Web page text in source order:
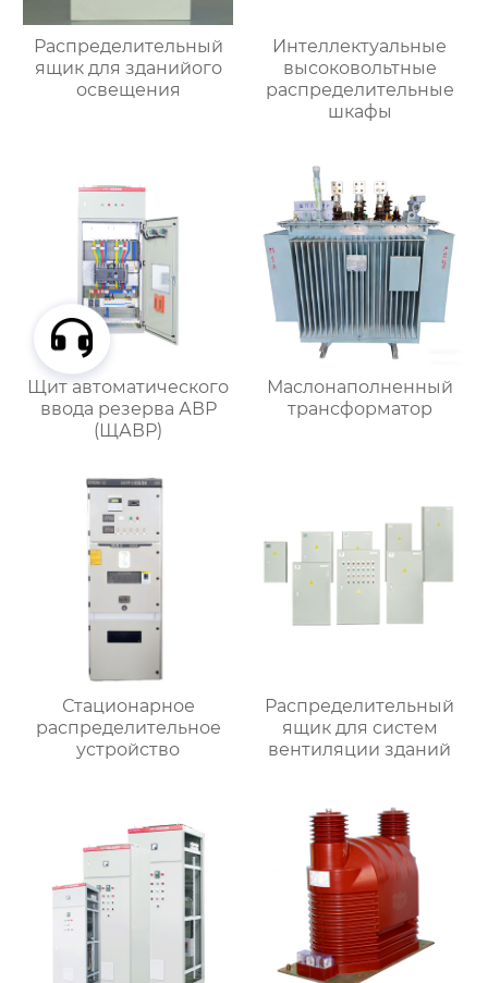
Распределительный
ящик для зданийого
освещения
Интеллектуальные
высоковольтные
распределительные
шкафы
Щит автоматического
ввода резерва АВР
(ЩАВР)
Маслонаполненный
трансформатор
Стационарное
распределительное
устройство
Распределительный
ящик для систем
вентиляции зданий